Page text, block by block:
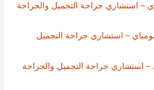
– استشاري جراحة التجميل والجراحة
– استشاري جراحة التجميل
– استشاري جراحة التجميل والجراحة